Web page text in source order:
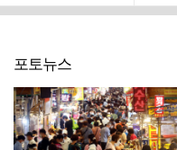
포토뉴스